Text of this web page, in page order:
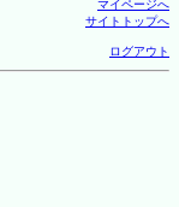
マイページへ
サイトトップへ
ログアウト